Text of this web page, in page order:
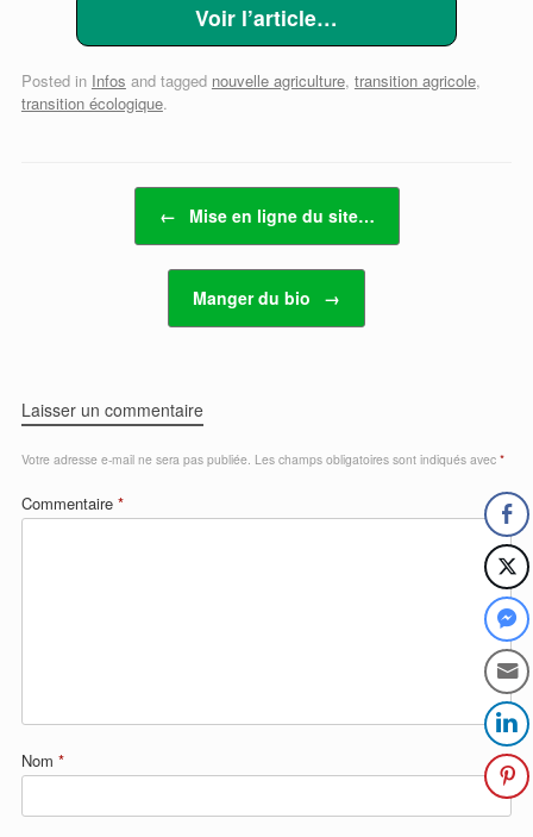
Voir l’article…
Posted in Infos and tagged nouvelle agriculture, transition agricole,
transition écologique.
← Mise en ligne du site…
Manger du bio →
Laisser un commentaire
Votre adresse e-mail ne sera pas publiée. Les champs obligatoires sont indiqués avec *
Commentaire *
Nom *